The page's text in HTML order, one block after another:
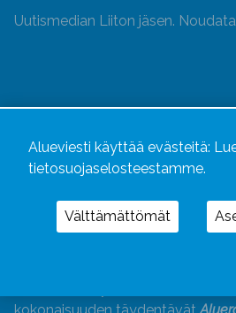
Uutismedian Liiton jäsen.
Alueviesti käyttää evästeitä:
tietosuojaselosteestamme.
Välttämättömät